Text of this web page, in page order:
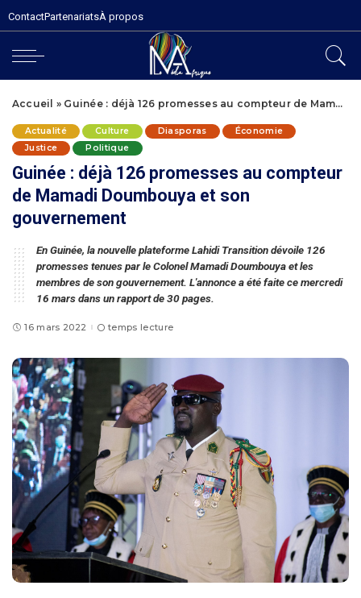
ContactPartenariatsÀ propos
Accueil » Guinée : déjà 126 promesses au compteur de Mamadi Doumbouya et son gouvernement
Actualité Culture Diasporas
Économie
Justice
Politique
Guinée : déjà 126 promesses au compteur
de Mamadi Doumbouya et son
gouvernement
En Guinée, la nouvelle plateforme Lahidi Transition dévoile 126
promesses tenues par le Colonel Mamadi Doumbouya et les
membres de son gouvernement. L'annonce a été faite ce mercredi
16 mars dans un rapport de 30 pages.
16 mars 2022 temps lecture